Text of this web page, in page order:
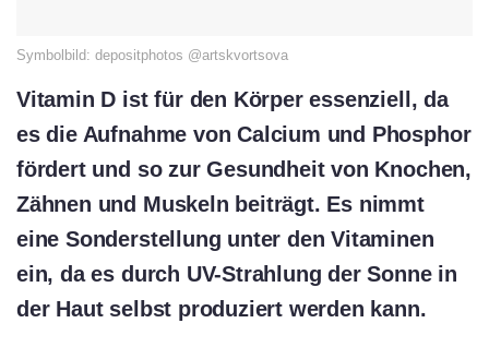
Symbolbild: depositphotos @artskvortsova
Vitamin D ist für den Körper essenziell, da
es die Aufnahme von Calcium und Phosphor
fördert und so zur Gesundheit von Knochen,
Zähnen und Muskeln beiträgt. Es nimmt
eine Sonderstellung unter den Vitaminen
ein, da es durch UV-Strahlung der Sonne in
der Haut selbst produziert werden kann.